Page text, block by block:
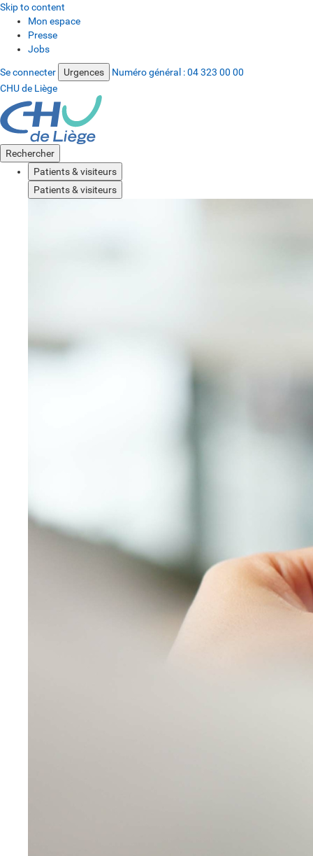
Skip to content
Mon espace
Presse
Jobs
Se connecter Urgences Numéro général :04 323 00 00
CHU de Liège
Rechercher
Patients & visiteurs
Patients & visiteurs